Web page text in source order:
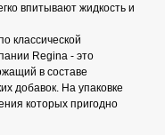
впитывают жидкость и
классической
Regina - это
в составе
добавок. На упаковке
которых пригодно